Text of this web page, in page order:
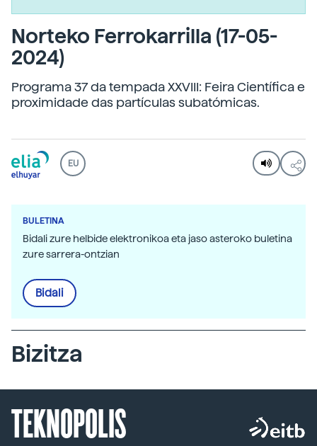
Norteko Ferrokarrilla (17-05-
2024)
Programa 37 da tempada XXVIII: Feira Científica e
proximidade das partículas subatómicas.
EU
BULETINA
Bidali zure helbide elektronikoa eta jaso asteroko buletina
zure sarrera-ontzian
Bidali
Bizitza
TEKNOPOLIS